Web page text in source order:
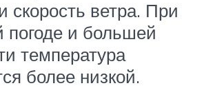
скорость ветра. При
погоде и большей
температура
более низкой.